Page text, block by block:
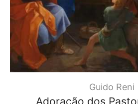
Guido Reni
Adoração dos